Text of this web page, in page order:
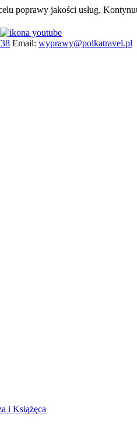
poprawy jakości usług.
Email: wyprawy@polkatravel.pl
i Książęca